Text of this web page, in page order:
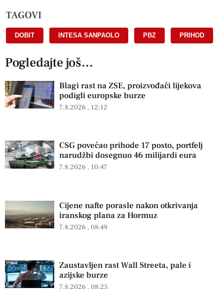
TAGOVI
DOBIT INTESA SANPAOLO PBZ PRIHOD
Pogledajte još...
Blagi rast na ZSE, proizvođači lijekova
podigli europske burze
7.8.2026 12:12
CSG povećao prihode 17 posto, portfelj
narudžbi dosegnuo 46 milijardi eura
7.8.2026 10:47
Cijene nafte porasle nakon otkrivanja
iranskog plana za Hormuz
7.8.2026 08:49
Zaustavljen rast Wall Streeta, pale i
azijske burze
7.8.2026 08:25